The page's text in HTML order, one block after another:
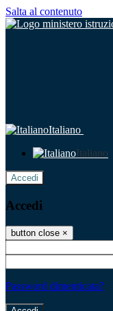
Salta al contenuto
Italiano
Italiano
Accedi
Accedi
button close ×
Password dimenticata?